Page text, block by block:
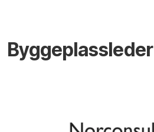
Byggeplassleder